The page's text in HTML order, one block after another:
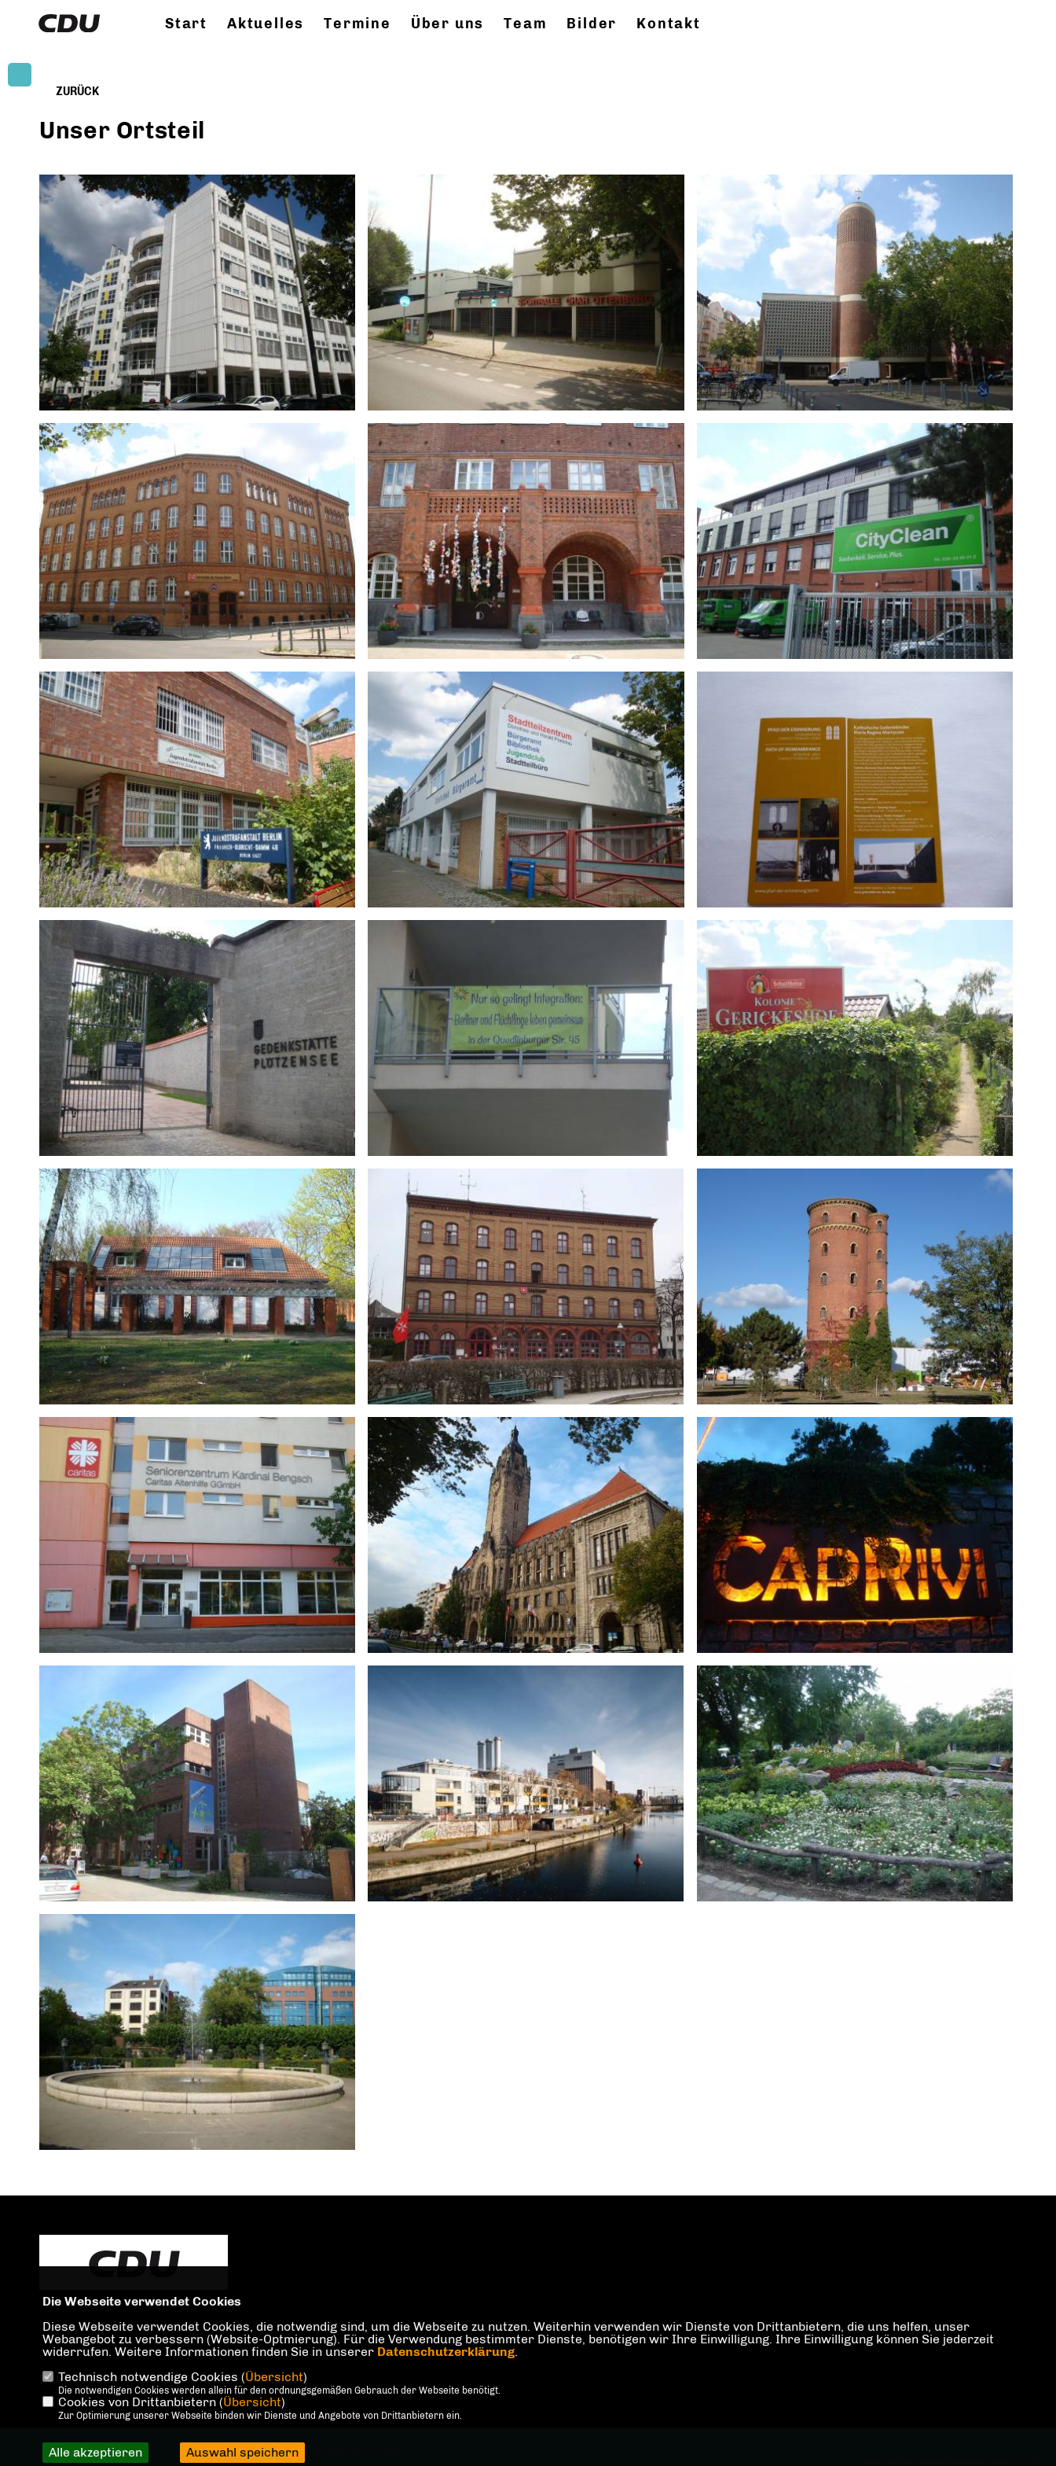
Start Aktuelles Termine Über uns Team Bilder Kontakt
ZURÜCK
Unser Ortsteil
IMPRESSUM DATENSCHUTZ KONTAKT
@2026 CDU Charlottenburg-Nord
Die Webseite verwendet Cookies
Diese Webseite verwendet Cookies, die notwendig sind, um die Webseite zu nutzen. Weiterhin verwenden wir Dienste von Drittanbietern, die uns helfen, unser
Webangebot zu verbessern (Website-Optmierung). Für die Verwendung bestimmter Dienste, benötigen wir Ihre Einwilligung. Ihre Einwilligung können Sie jederzeit
widerrufen. Weitere Informationen finden Sie in unserer Datenschutzerklärung.
Technisch notwendige Cookies (Übersicht)
Die notwendigen Cookies werden allein für den ordnungsgemäßen Gebrauch der Webseite benötigt.
Cookies von Drittanbietern (Übersicht)
Zur Optimierung unserer Webseite binden wir Dienste und Angebote von Drittanbietern ein.
Alle akzeptieren Auswahl speichern